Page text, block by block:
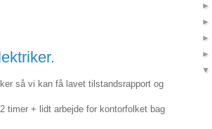
så vi kan få lavet tilstandsrapport og
timer + lidt arbejde for kontorfolket bag
►
►
►
►
▼